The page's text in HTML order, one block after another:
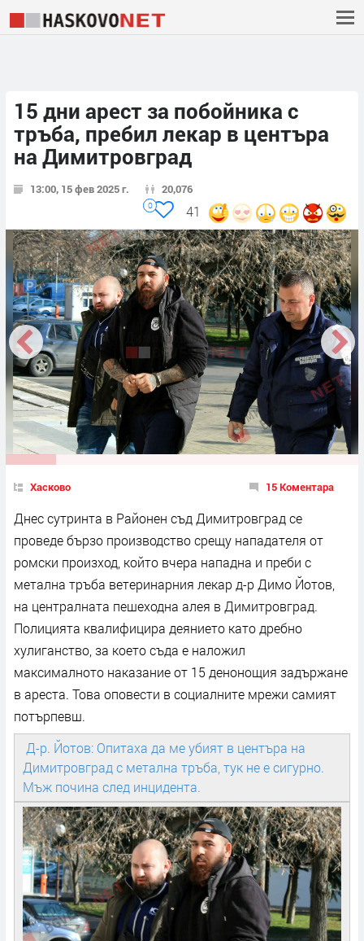
15 дни арест за побойника с
тръба, пребил лекар в центъра
на Димитровград
13:00, 15 фев 2025 г. 20,076
41
0
Хасково 15 Коментара
Днес сутринта в Районен съд Димитровград се
проведе бързо производство срещу нападателя от
ромски произход, който вчера нападна и преби с
метална тръба ветеринарния лекар д-р Димо Йотов,
на централната пешеходна алея в Димитровград.
Полицията квалифицира деянието като дребно
хулиганство, за което съда е наложил
максималното наказание от 15 денонощия задържане
в ареста. Това оповести в социалните мрежи самият
потърпевш.
Д-р. Йотов: Опитаха да ме убият в центъра на
Димитровград с метална тръба, тук не е сигурно.
Мъж почина след инцидента.